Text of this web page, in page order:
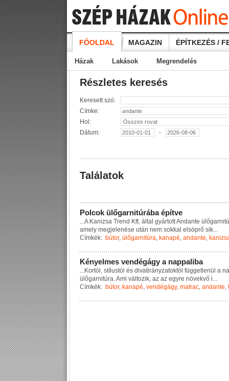
FŐOLDAL MAGAZIN ÉPÍTKEZÉS /
Házak Lakások Megrendelés
Részletes keresés
Keresett szó:
Címke:
Hol:
Dátum:
-
Találatok
Polcok ülőgarnitúrába építve
...A Kanizsa Trend Kft. á ta gyártottAndante ü őgarnitú
ame y megje enése után nem sokka e söprő si k...
Címkék: bútor, ülőgarnitúra, kanapé, andante,
Kényelmes vendégágy a nappaliba
...Kortó , stí ustó és divatirányzatoktó függetlenü a na
ü őgarnitúra.Ami vá tozi k, az az egyre növe kvő i...
Címkék: bútor, kanapé, vendégágy, matrac, andante,